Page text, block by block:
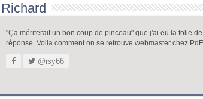
"Ça mériterait un bon coup de pinceau" que j'ai eu la folie
réponse. Voila comment on se retrouve webmaster chez
@isy66